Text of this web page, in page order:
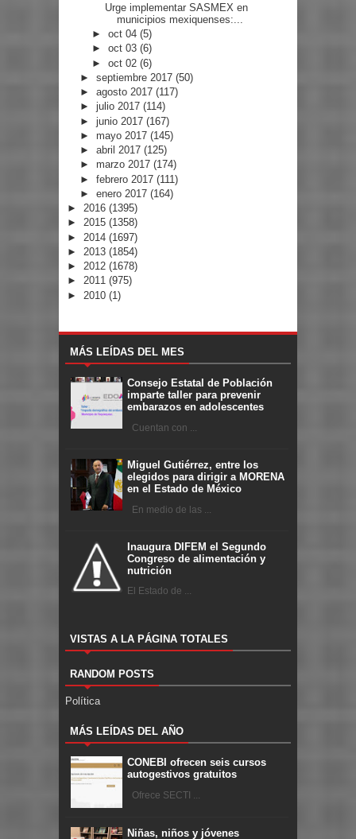
Urge implementar SASMEX en
municipios mexiquenses:...
►oct 04(5)
►oct 03(6)
►oct 02(6)
► septiembre 2017 (50)
► agosto 2017 (117)
► julio 2017 (114)
► junio 2017 (167)
► mayo 2017 (145)
► abril 2017 (125)
► marzo 2017 (174)
► febrero 2017 (111)
► enero 2017 (164)
► 2016 (1395)
► 2015 (1358)
► 2014 (1697)
► 2013 (1854)
► 2012 (1678)
► 2011 (975)
► 2010 (1)
MÁS LEÍDAS DEL MES
Consejo Estatal de Población
imparte taller para prevenir
embarazos en adolescentes
Cuentan con ...
Miguel Gutiérrez, entre los
elegidos para dirigir a MORENA
en el Estado de México
En medio de las ...
Inaugura DIFEM el Segundo
Congreso de alimentación y
nutrición
El Estado de ...
VISTAS A LA PÁGINA TOTALES
RANDOM POSTS
Política
MÁS LEÍDAS DEL AÑO
CONEBI ofrecen seis cursos
autogestivos gratuitos
Ofrece SECTI ...
Niñas, niños y jóvenes